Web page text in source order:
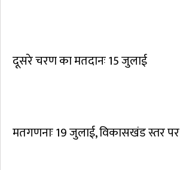
दूसरे चरण का मतदानः 15 जुलाई
मतगणनाः 19 जुलाई, विकासखंड स्तर पर